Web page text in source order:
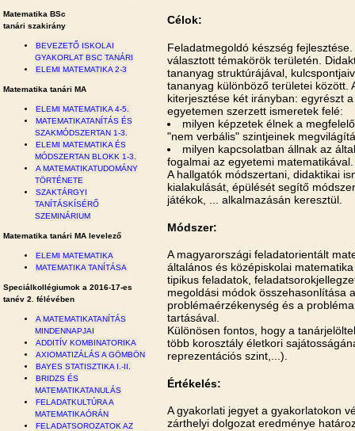
Matematika BSc
tanári szakirány
BEVEZETŐ ISKOLAI
GYAKORLAT BSC TANÁRI
ELEMI MATEMATIKA 2-3
Matematika tanári MA
ELEMI MATEMATIKA 4-5.
MATEMATIKATANÍTÁS ÉS
SZAKMÓDSZERTAN 1-3.
ELEMI MATEMATIKA ÉS
MÓDSZERTAN BLOKK 1-3.
A MATEMATIKATUDOMÁNY
TÖRTÉNETE
SZAKTÁRGYI
TANÍTÁSKÍSÉRŐ
SZEMINÁRIUM
Matematika tanári MA levelező
ELEMI MATEMATIKA
MATEMATIKA TANÍTÁSA
Speciálkollégiumok a 2016-17-es
tanév 2. félévében
A MATEMATIKATANÍTÁS
MINDENNAPJAI
ADDITÍV KOMBINATORIKA
AXIOMATIZÁLÁS A GÖMBÖN
BAYES STATISZTIKA I.-II.
BRIDZS ÉS
MATEMATIKATANULÁS
FELADATKULTÚRA A
MATEMATIKAÓRÁN
FELADATSOROZATOK AZ
Célok:
Feladatmegoldó készség
választott témakörök területén.
tananyag struktúrájával,
tananyag különböző területei között.
kiterjesztése két irányban: egyrészt
egyetemen szerzett ismeretek felé:
milyen képzetek élnek a
"nem verbális" szintjeinek
milyen kapcsolatban állnak az
fogalmai az egyetemi matematikával.
A hallgatók módszertani, didaktikai
kialakulását, épülését segítő
játékok, ... alkalmazásán keresztül.
Módszer:
A magyarországi feladatorientált
általános és középiskolai
tipikus feladatok,
megoldási módok összehasonlítása
problémaérzékenység és a
tartásával.
Különösen fontos, hogy a
több korosztály életkori
reprezentációs szint,...).
Értékelés:
A gyakorlati jegyet a gyakorlatokon
zárthelyi dolgozat eredménye